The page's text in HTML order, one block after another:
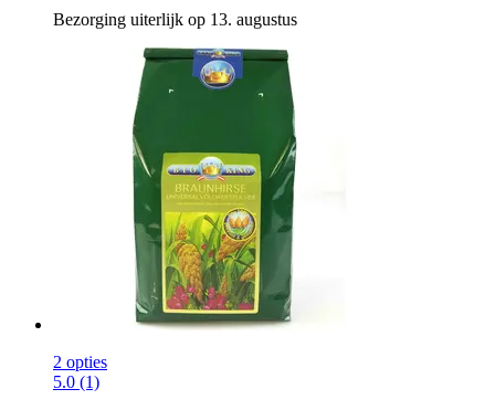
Bezorging uiterlijk op 13. augustus
2 opties
5.0 (1)